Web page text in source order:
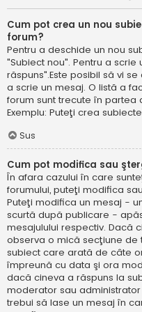
Cum pot crea un nou
forum?
Pentru a deschide un nou
"Subiect nou". Pentru a scrie
răspuns".Este posibil să vi
a scrie un mesaj. O listă a
forum sunt trecute în partea
Exemplu: Puteţi crea
Sus
Cum pot modifica sau
În afara cazului în care
forumului, puteţi modifica
Puteţi modifica un mesaj -
scurtă după publicare -
mesajulului respectiv. Dacă
observa o mică secţiune de
subiect care arată de câte
împreună cu data şi ora
dacă cineva a răspuns la
moderator sau
trebui să lase un mesaj în